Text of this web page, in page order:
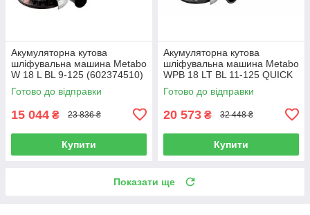
Акумуляторна кутова
шліфувальна машина Metabo
W 18 L BL 9-125 (602374510)
Готово до відправки
15 044 ₴ 23 836 ₴
Купити
Акумуляторна кутова
шліфувальна машина Metabo
WPB 18 LT BL 11-125 QUICK
(613057660) 2X5.5AH LIHD
Готово до відправки
20 573 ₴ 32 448 ₴
Купити
Показати ще